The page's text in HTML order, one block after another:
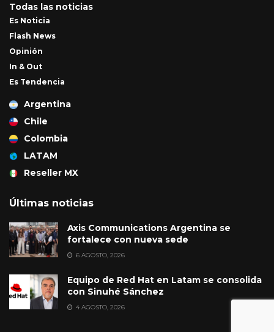
Todas las noticias
Es Noticia
Flash News
Opinión
In & Out
Es Tendencia
Argentina
Chile
Colombia
LATAM
Reseller MX
Últimas noticias
Axis Communications Argentina se
fortalece con nueva sede
6 AGOSTO, 2026
Equipo de Red Hat en Latam se consolida
con Sinuhé Sánchez
4 AGOSTO, 2026